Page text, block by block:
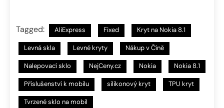
Tagged: AliExpress Fixed Kryt na Nokia 8.1
Levná skla Levné kryty Nákup v Číně
Nalepovací sklo NejCeny.cz Nokia Nokia 8.1
Příslušenství k mobilu silikonový kryt TPU kryt
Tvrzené sklo na mobil